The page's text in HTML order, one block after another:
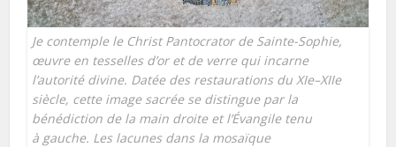
Je contemple le Christ Pantocrator de Sainte-Sophie,
œuvre en tesselles d’or et de verre qui incarne
l’autorité divine. Datée des restaurations du XIe–XIIe
siècle, cette image sacrée se distingue par la
bénédiction de la main droite et l’Évangile tenu
à gauche. Les lacunes dans la mosaïque